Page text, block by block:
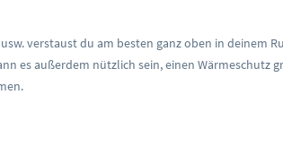
verstaust du am besten ganz oben in deinem
es außerdem nützlich sein, einen Wärmeschutz